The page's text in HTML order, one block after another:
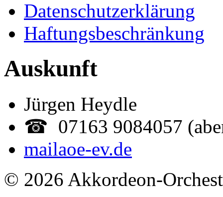
Datenschutzerklärung
Haftungsbeschränkung
Auskunft
Jürgen Heydle
☎ 07163 9084057
mailaoe-ev.de
© 2026 Akkordeon-